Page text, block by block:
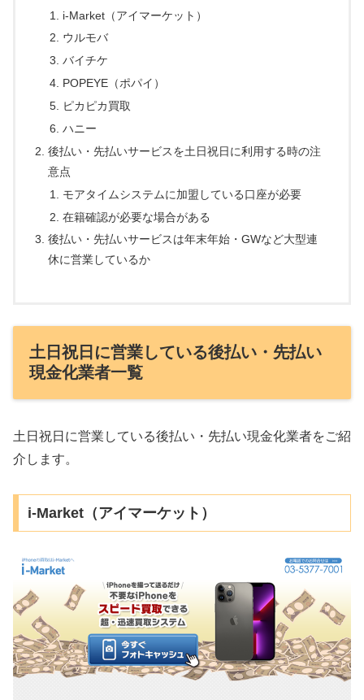
i-Market（アイマーケット）
ウルモバ
バイチケ
POPEYE（ポパイ）
ピカピカ買取
ハニー
後払い・先払いサービスを土日祝日に利用する時の注
意点
モアタイムシステムに加盟している口座が必要
在籍確認が必要な場合がある
後払い・先払いサービスは年末年始・GWなど大型連
休に営業しているか
土日祝日に営業している後払い・先払い
現金化業者一覧
土日祝日に営業している後払い・先払い現金化業者をご紹
介します。
i-Market（アイマーケット）